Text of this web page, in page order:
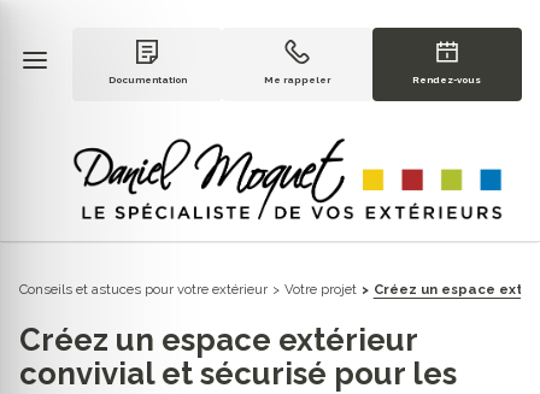
Documentation Me rappeler Rendez-vous
Conseils et astuces pour votre extérieur Votre projet Créez un espace
Créez un espace extérieur
convivial et sécurisé pour les